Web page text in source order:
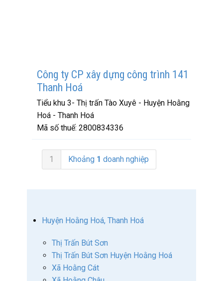
Công ty CP xây dựng công trình 141
Thanh Hoá
Tiểu khu 3- Thị trấn Tào Xuyê - Huyện Hoằng
Hoá - Thanh Hoá
Mã số thuế: 2800834336
1 Khoảng 1 doanh nghiệp
Huyện Hoằng Hoá, Thanh Hoá
Thị Trấn Bút Sơn
Thị Trấn Bút Sơn Huyện Hoằng Hoá
Xã Hoằng Cát